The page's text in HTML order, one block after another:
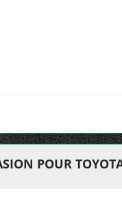
POUR